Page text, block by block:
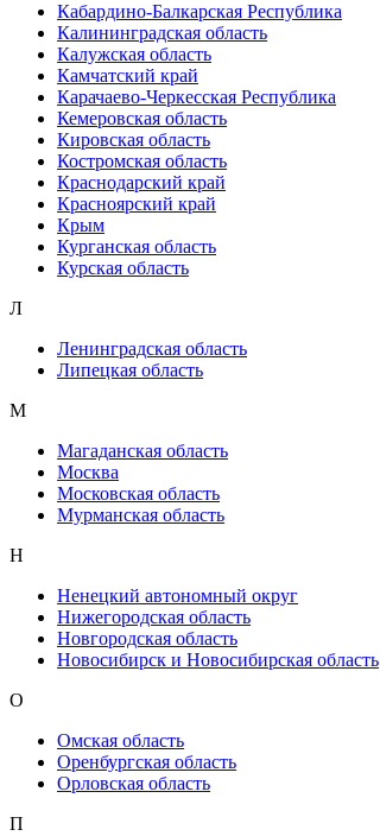
Кабардино-Балкарская Республика
Калининградская область
Калужская область
Камчатский край
Карачаево-Черкесская Республика
Кемеровская область
Кировская область
Костромская область
Краснодарский край
Красноярский край
Крым
Курганская область
Курская область
Л
Ленинградская область
Липецкая область
М
Магаданская область
Москва
Московская область
Мурманская область
Н
Ненецкий автономный округ
Нижегородская область
Новгородская область
Новосибирск и Новосибирская область
О
Омская область
Оренбургская область
Орловская область
П